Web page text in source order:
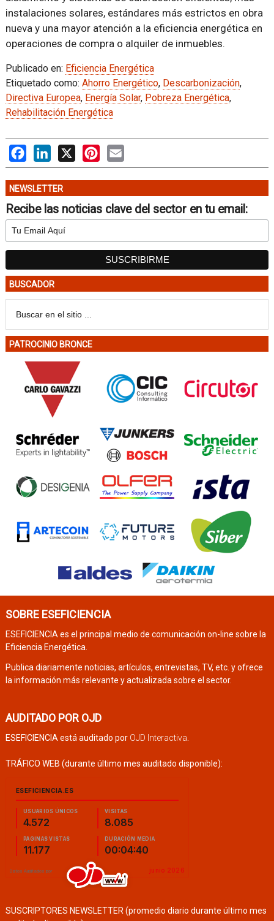
instalaciones solares, estándares más estrictos en obra
nueva y una mayor atención a la eficiencia energética en
operaciones de compra o alquiler de inmuebles.
Publicado en: Eficiencia Energética
Etiquetado como: Ahorro Energético, Descarbonización,
Directiva Europea, Energía Solar, Pobreza Energética,
Rehabilitación Energética
FacebookLinkedIn
X PinterestEmail
NEWSLETTER
Recibe las noticias clave del sector en tu email:
BUSCADOR
PATROCINIO BRONCE
SOBRE ESEFICIENCIA
ESEFICIENCIA es el principal medio de comunicación on-line sobre la
Eficiencia Energética.
Publica diariamente noticias, artículos, entrevistas, TV, etc. y ofrece
la información más relevante y actualizada sobre el sector.
AUDITADO POR OJD
ESEFICIENCIA está auditado por OJD Interactiva
TRÁFICO WEB (durante último mes auditado disponible):
SUSCRIPTORES NEWSLETTER (promedio diario durante último mes